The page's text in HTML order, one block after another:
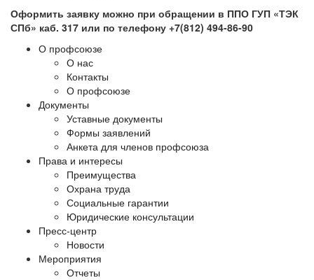
Оформить заявку можно при обращении в ППО ГУП «ТЭК
СПб» каб. 317 или по телефону +7(812) 494-86-90
О профсоюзе
О нас
Контакты
О профсоюзе
Документы
Уставные документы
Формы заявлений
Анкета для членов профсоюза
Права и интересы
Преимущества
Охрана труда
Социальные гарантии
Юридические консультации
Пресс-центр
Новости
Мероприятия
Отчеты